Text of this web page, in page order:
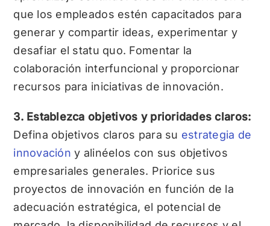
que los empleados estén capacitados para
generar y compartir ideas, experimentar y
desafiar el statu quo. Fomentar la
colaboración interfuncional y proporcionar
recursos para iniciativas de innovación.
3. Establezca objetivos y prioridades claros:
Defina objetivos claros para su estrategia de
innovación y alinéelos con sus objetivos
empresariales generales. Priorice sus
proyectos de innovación en función de la
adecuación estratégica, el potencial de